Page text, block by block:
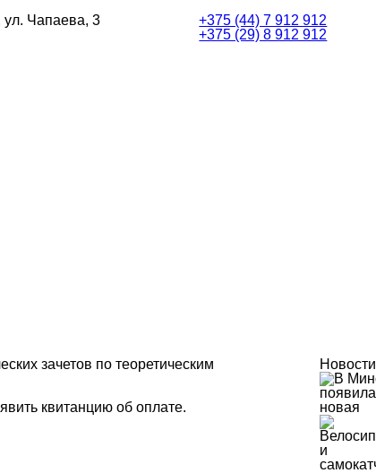
ул. Чапаева, 3
+375 (44) 7 912 912
+375 (29) 8 912 912
зачетов по теоретическим
квитанцию об оплате.
Новости